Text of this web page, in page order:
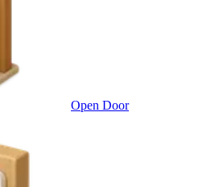
Open Door